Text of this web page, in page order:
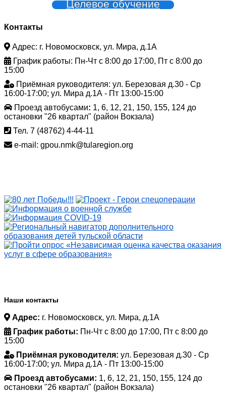
Целевое обучение
Контакты
Адрес: г. Новомосковск, ул. Мира, д.1А
График работы: Пн-Чт с 8:00 до 17:00, Пт с 8:00 до
15:00
Приёмная руководителя: ул. Березовая д.30 - Ср
16:00-17:00; ул. Мира д.1А - Пт 13:00-15:00
Проезд автобусами: 1, 6, 12, 21, 150, 155, 124 до
остановки "26 квартал" (район Вокзала)
Тел. 7 (48762) 4-44-11
e-mail: gpou.nmk@tularegion.org
Наши контакты
Адрес: г. Новомосковск, ул. Мира, д.1А
График работы: Пн-Чт с 8:00 до 17:00, Пт с 8:00 до
15:00
Приёмная руководителя: ул. Березовая д.30 - Ср
16:00-17:00; ул. Мира д.1А - Пт 13:00-15:00
Проезд автобусами: 1, 6, 12, 21, 150, 155, 124 до
остановки "26 квартал" (район Вокзала)